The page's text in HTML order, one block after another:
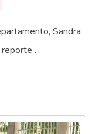
Sandra
...